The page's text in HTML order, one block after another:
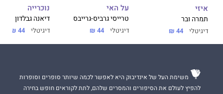
איזי
תמרה ובר
דיגיטלי 44 ₪
על האי
טרייסי גרביס-גרייבס
דיגיטלי 44 ₪
נוכרייה
דיאנה גבלדון
דיגיטלי 44 ₪
משימת העל של אינדיבוק היא לאפשר לכמה שיותר סופרים וסופרות
להפיץ לעולם את הסיפורים והמסרים שלהם, לתת לקוראים חופש בחירה